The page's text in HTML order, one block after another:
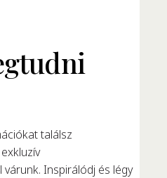
találsz
Inspirálódj és légy